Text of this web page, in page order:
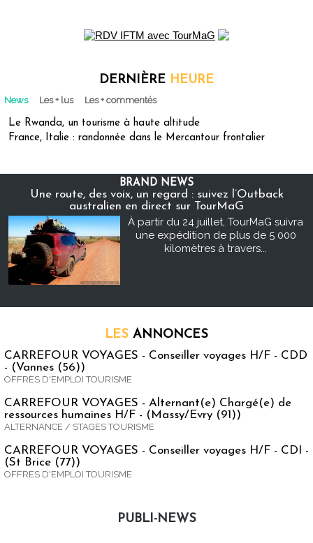
DERNIÈRE HEURE
News Les + lus Les + commentés
Le Rwanda, un tourisme à haute altitude
France, Italie : randonnée dans le Mercantour frontalier
BRAND NEWS
Une route, des voix, un regard : suivez l’Outback
australien en direct sur TourMaG
À partir du 24 juillet, TourMaG suivra
une expédition de plus de 5 000
kilomètres à travers...
LES ANNONCES
CARREFOUR VOYAGES - Conseiller voyages H/F - CDD
- (Vannes (56))
OFFRES D'EMPLOI TOURISME
CARREFOUR VOYAGES - Alternant(e) Chargé(e) de
ressources humaines H/F - (Massy/Evry (91))
ALTERNANCE / STAGES TOURISME
CARREFOUR VOYAGES - Conseiller voyages H/F - CDI -
(St Brice (77))
OFFRES D'EMPLOI TOURISME
PUBLI-NEWS